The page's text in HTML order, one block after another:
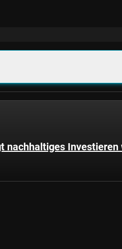
nachhaltiges